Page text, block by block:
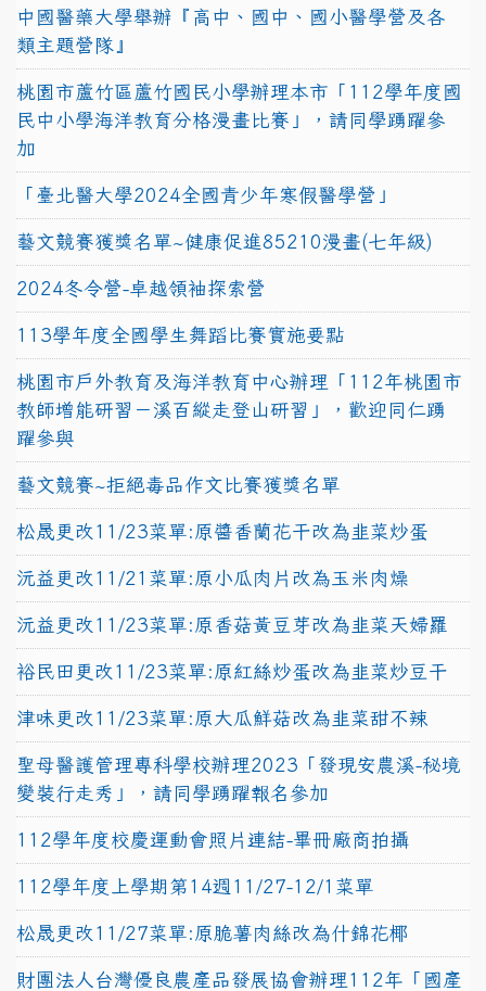
中國醫藥大學舉辦『高中、國中、國小醫學營及各
類主題營隊』
桃園市蘆竹區蘆竹國民小學辦理本市「112學年度國
民中小學海洋教育分格漫畫比賽」，請同學踴躍參
加
「臺北醫大學2024全國青少年寒假醫學營」
藝文競賽獲獎名單~健康促進85210漫畫(七年級)
2024冬令營-卓越領袖探索營
113學年度全國學生舞蹈比賽實施要點
桃園市戶外教育及海洋教育中心辦理「112年桃園市
教師增能研習－溪百縱走登山研習」，歡迎同仁踴
躍參與
藝文競賽~拒絕毒品作文比賽獲獎名單
松晟更改11/23菜單:原醬香蘭花干改為韭菜炒蛋
沅益更改11/21菜單:原小瓜肉片改為玉米肉燥
沅益更改11/23菜單:原香菇黃豆芽改為韭菜天婦羅
裕民田更改11/23菜單:原紅絲炒蛋改為韭菜炒豆干
津味更改11/23菜單:原大瓜鮮菇改為韭菜甜不辣
聖母醫護管理專科學校辦理2023「發現安農溪-秘境
變裝行走秀」，請同學踴躍報名參加
112學年度校慶運動會照片連結-畢冊廠商拍攝
112學年度上學期第14週11/27-12/1菜單
松晟更改11/27菜單:原脆薯肉絲改為什錦花椰
財團法人台灣優良農產品發展協會辦理112年「國產